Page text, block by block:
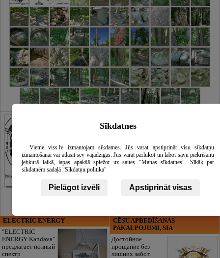
ELECTRIC ENERGY
"ELECTRIC
ENERGY Kandava"
предлагает полный
спектр
CĒSU APBEDĪŠANAS
PAKALPOJUMI, SIA
Достойное
прощание без
лишних забот.
Sīkdatnes
Vietne viss.lv izmantojam sīkdatnes. Jūs varat apstiprināt visu sīkdatņu
izmantošanai vai atlasīt sev vajadzīgās. Jūs varat pārlūkot un labot savu piekrišanu
jebkurā laikā, lapas apakšā spiežot uz saites "Manas sīkdatnes". Sīkāk par
sīkdatnēm sadaļā "Sīkdatņu politika"
Pielāgot izvēli Apstiprināt visas